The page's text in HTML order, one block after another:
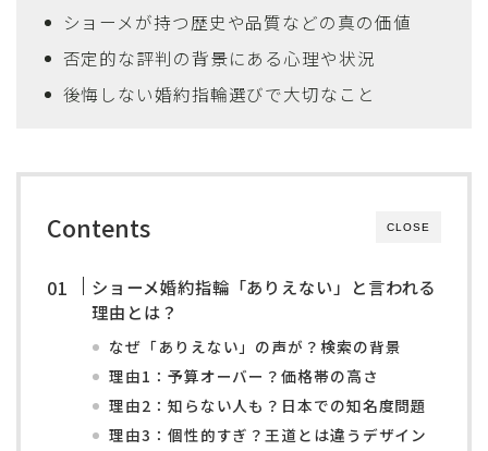
ショーメが持つ歴史や品質などの真の価値
否定的な評判の背景にある心理や状況
後悔しない婚約指輪選びで大切なこと
CLOSE
Contents
ショーメ婚約指輪「ありえない」と言われる
理由とは？
なぜ「ありえない」の声が？検索の背景
理由1：予算オーバー？価格帯の高さ
理由2：知らない人も？日本での知名度問題
理由3：個性的すぎ？王道とは違うデザイン